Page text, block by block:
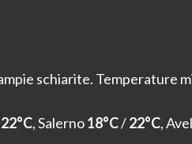
schiarite. Temperature
22°C, Salerno18°C/22°C,